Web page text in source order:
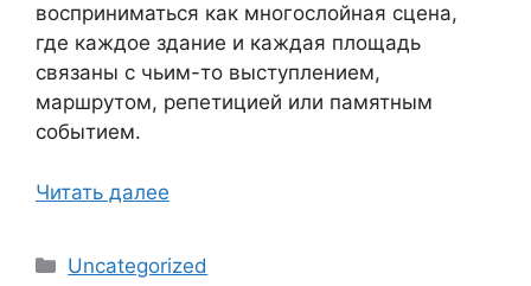
восприниматься как многослойная сцена,
где каждое здание и каждая площадь
связаны с чьим-то выступлением,
маршрутом, репетицией или памятным
событием.
Читать далее
Рубрики
Uncategorized